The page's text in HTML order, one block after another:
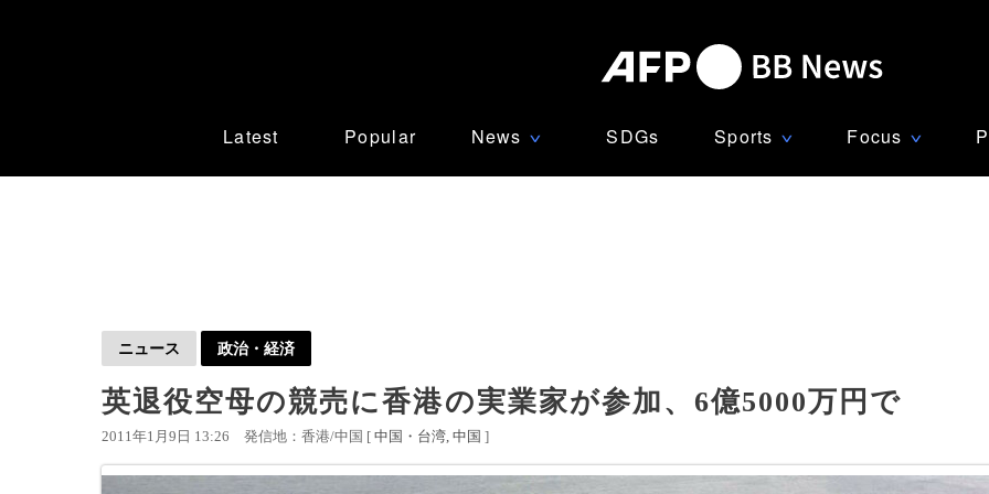
Latest Popular News ∨ SDGs Sports ∨ Focus ∨
ニュース 政治・経済
英退役空母の競売に香港の実業家が参加、6億5000万円で
2011年1月9日 13:26 発信地：香港/中国 [ 中国・台湾 中国 ]